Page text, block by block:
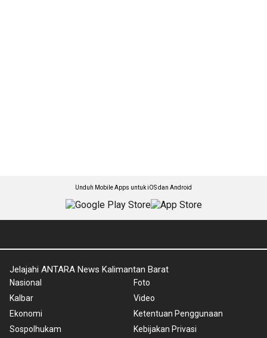
Unduh Mobile Apps untuk iOS dan Android
Jelajahi ANTARA News Kalimantan Barat
Nasional
Kalbar
Ekonomi
Sospolhukam
Foto
Video
Ketentuan Penggunaan
Kebijakan Privasi